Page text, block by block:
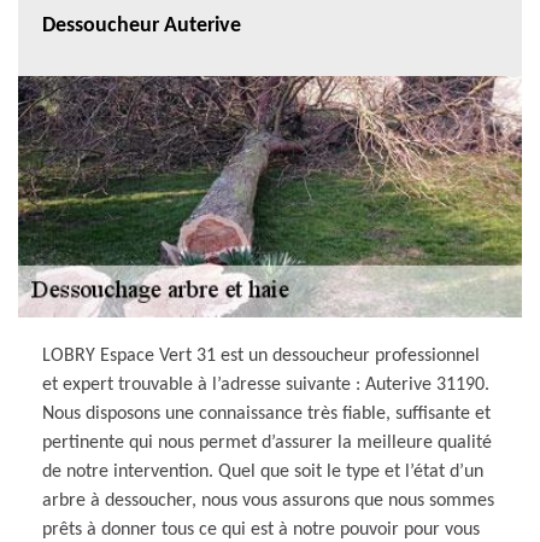
Dessoucheur Auterive
LOBRY Espace Vert 31 est un dessoucheur professionnel
et expert trouvable à l’adresse suivante : Auterive 31190.
Nous disposons une connaissance très fiable, suffisante et
pertinente qui nous permet d’assurer la meilleure qualité
de notre intervention. Quel que soit le type et l’état d’un
arbre à dessoucher, nous vous assurons que nous sommes
prêts à donner tous ce qui est à notre pouvoir pour vous